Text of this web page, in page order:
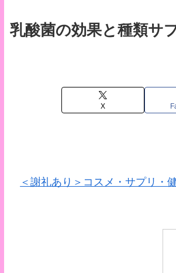
乳酸菌の効果と種類サ
X
＜謝礼あり＞コスメ・サプリ・